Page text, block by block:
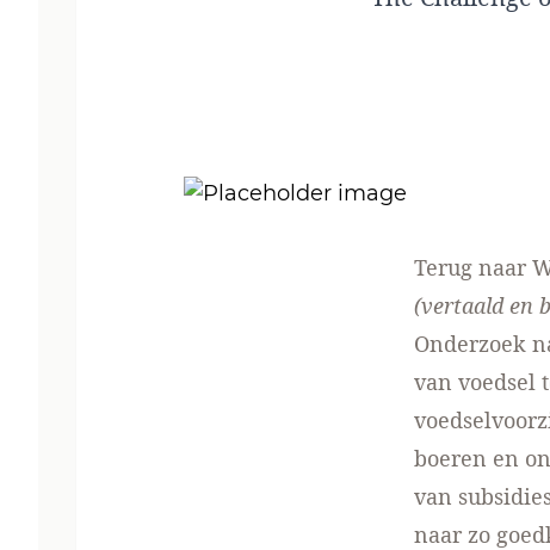
Terug naar
(vertaald en
Onderzoek
van voedsel
boeren en
van
naar zo